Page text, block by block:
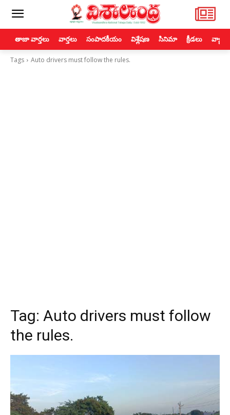
తాజా వార్తలు వార్తలు సంపాదకీయం విశ్లేషణ సినిమా క్రీడలు
Tags Auto drivers must follow the rules.
Tag: Auto drivers must follow
the rules.